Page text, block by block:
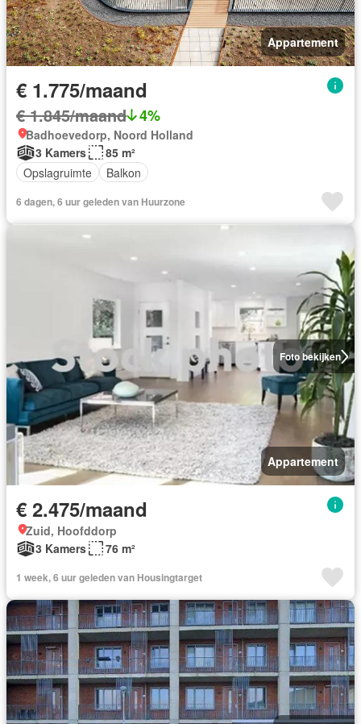
Appartement
€ 1.775/maand
€ 1.845/maand 4%
Badhoevedorp, Noord Holland
3 Kamers
85 m²
Opslagruimte
Balkon
6 dagen, 6 uur geleden van Huurzone
Foto bekijken
Appartement
€ 2.475/maand
Zuid, Hoofddorp
3 Kamers
76 m²
1 week, 6 uur geleden van Housingtarget